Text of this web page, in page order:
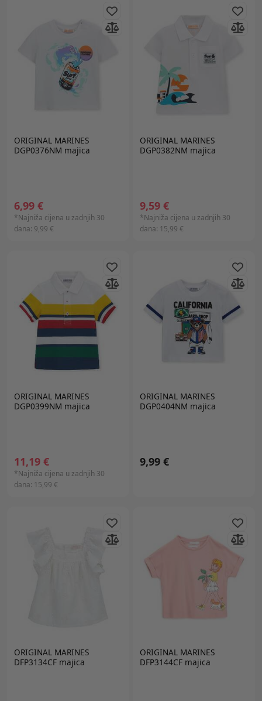
ORIGINAL MARINES
DGP0376NM majica
6,99 €
*Najniža cijena u zadnjih 30
dana: 9,99 €
ORIGINAL MARINES
DGP0382NM majica
9,59 €
*Najniža cijena u zadnjih 30
dana: 15,99 €
ORIGINAL MARINES
DGP0399NM majica
11,19 €
*Najniža cijena u zadnjih 30
dana: 15,99 €
ORIGINAL MARINES
DGP0404NM majica
9,99 €
ORIGINAL MARINES
DFP3134CF majica
ORIGINAL MARINES
DFP3144CF majica